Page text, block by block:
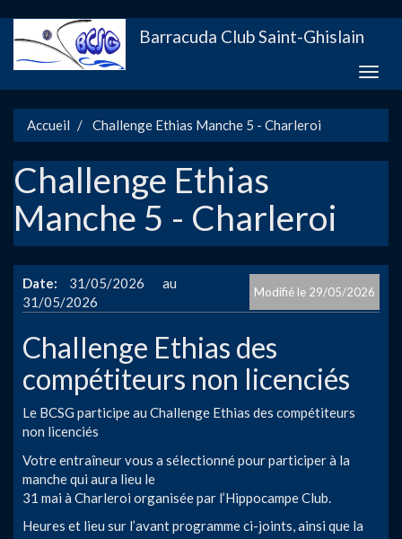
au
contenu
Barracuda Club Saint-Ghislain
Toggle
Accueil Challenge Ethias Manche 5 - Charleroi
Challenge Ethias
Manche 5 - Charleroi
29/05/2026
Date
31/05/2026
31/05/2026
Challenge Ethias des
compétiteurs non licenciés
Le BCSG participe au Challenge Ethias des compétiteurs
non licenciés
Votre entraîneur vous a sélectionné pour participer à la
manche qui aura lieu le
31 mai à Charleroi organisée par l’Hippocampe Club.
Heures et lieu sur l’avant programme ci-joints, ainsi que la